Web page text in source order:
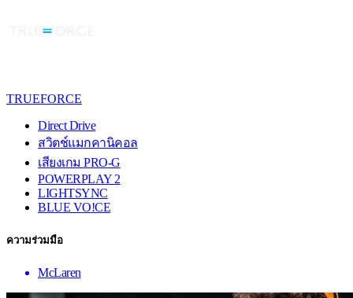
TRUEFORCE
Direct Drive
สวิตช์แมกคานิคอล
เสียงเกม PRO-G
POWERPLAY 2
LIGHTSYNC
BLUE VO!CE
ความร่วมมือ
McLaren